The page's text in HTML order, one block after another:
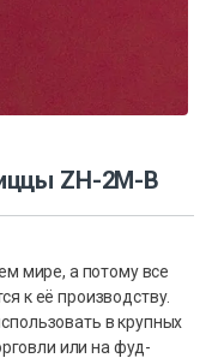
ZH-2M-B
мире, а потому все
к её производству.
в крупных
или на фуд-